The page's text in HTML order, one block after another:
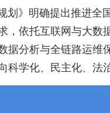
划》明确提出推进
依托互联网与大数
据分析与全链路运
学化、民主化、法